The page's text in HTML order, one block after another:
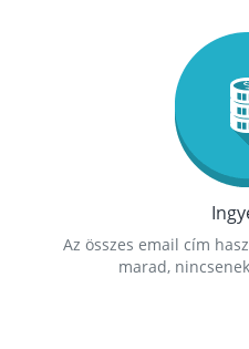
Az összes email cím
marad,